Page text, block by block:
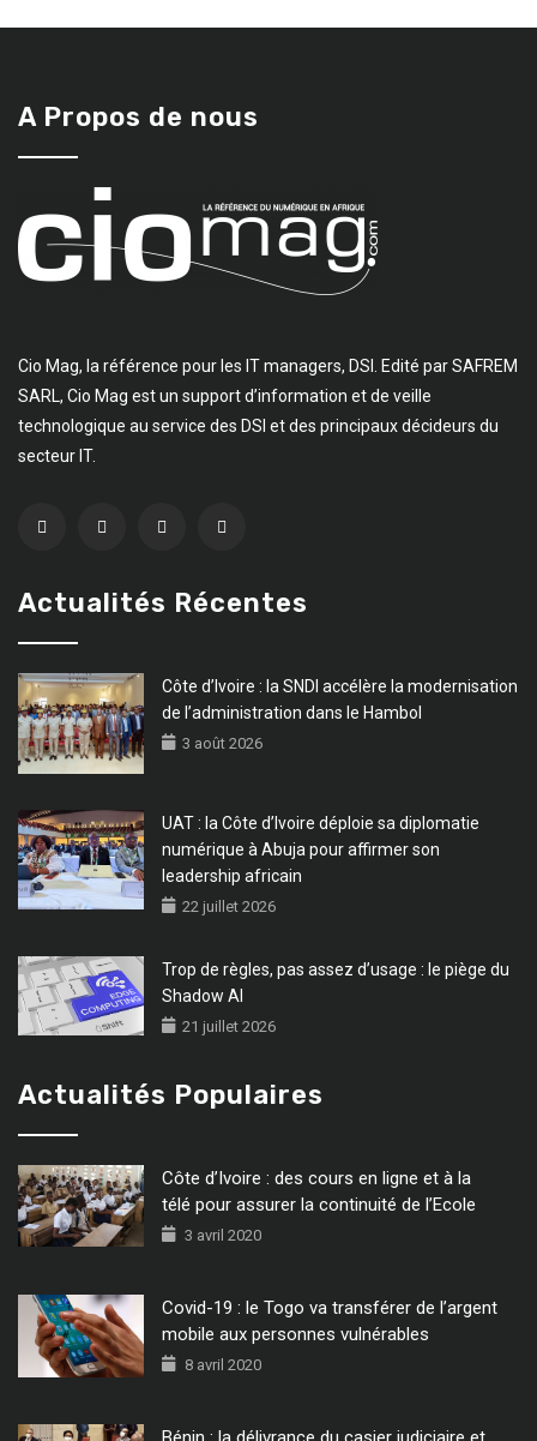
A Propos de nous
Cio Mag, la référence pour les IT managers, DSI. Edité par SAFREM
SARL, Cio Mag est un support d’information et de veille
technologique au service des DSI et des principaux décideurs du
secteur IT.
Actualités Récentes
Côte d’Ivoire : la SNDI accélère la modernisation
de l’administration dans le Hambol
3 août 2026
UAT : la Côte d’Ivoire déploie sa diplomatie
numérique à Abuja pour affirmer son
leadership africain
22 juillet 2026
Trop de règles, pas assez d’usage : le piège du
Shadow AI
21 juillet 2026
Actualités Populaires
Côte d’Ivoire : des cours en ligne et à la
télé pour assurer la continuité de l’Ecole
3 avril 2020
Covid-19 : le Togo va transférer de l’argent
mobile aux personnes vulnérables
8 avril 2020